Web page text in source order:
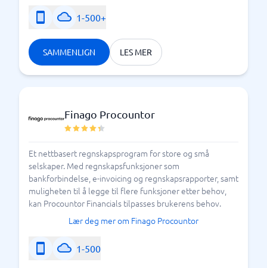
virksomhet.
Varför skall jag ha ett fakturaprogram?
1-500+
SAMMENLIGN LES MER
Finago Procountor
Et nettbasert regnskapsprogram for store og små
selskaper. Med regnskapsfunksjoner som
bankforbindelse, e-invoicing og regnskapsrapporter, samt
muligheten til å legge til flere funksjoner etter behov,
kan Procountor Financials tilpasses brukerens behov.
Lær deg mer om Finago Procountor
1-500